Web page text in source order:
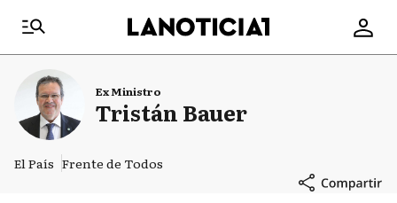
Ex Ministro
Tristán Bauer
El País Frente de Todos